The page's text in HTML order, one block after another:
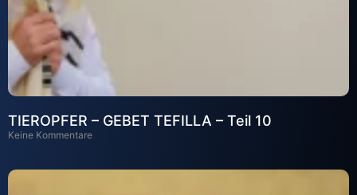
TIEROPFER – GEBET TEFILLA – Teil 10
Keine Kommentare